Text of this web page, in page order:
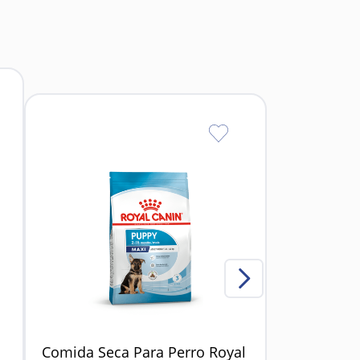
de los parásitos.
Comida Seca Para Perro Royal